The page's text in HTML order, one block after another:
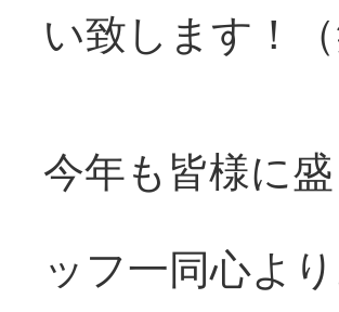
い致します！
今年も皆様に
ッフ一同心よ